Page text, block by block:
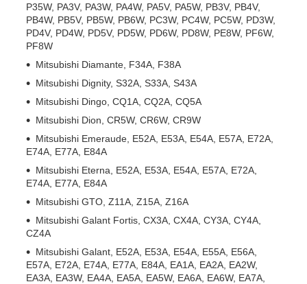
P35W, PA3V, PA3W, PA4W, PA5V, PA5W, PB3V, PB4V,
PB4W, PB5V, PB5W, PB6W, PC3W, PC4W, PC5W, PD3W,
PD4V, PD4W, PD5V, PD5W, PD6W, PD8W, PE8W, PF6W,
PF8W
Mitsubishi Diamante, F34A, F38A
Mitsubishi Dignity, S32A, S33A, S43A
Mitsubishi Dingo, CQ1A, CQ2A, CQ5A
Mitsubishi Dion, CR5W, CR6W, CR9W
Mitsubishi Emeraude, E52A, E53A, E54A, E57A, E72A,
E74A, E77A, E84A
Mitsubishi Eterna, E52A, E53A, E54A, E57A, E72A,
E74A, E77A, E84A
Mitsubishi GTO, Z11A, Z15A, Z16A
Mitsubishi Galant Fortis, CX3A, CX4A, CY3A, CY4A,
CZ4A
Mitsubishi Galant, E52A, E53A, E54A, E55A, E56A,
E57A, E72A, E74A, E77A, E84A, EA1A, EA2A, EA2W,
EA3A, EA3W, EA4A, EA5A, EA5W, EA6A, EA6W, EA7A,